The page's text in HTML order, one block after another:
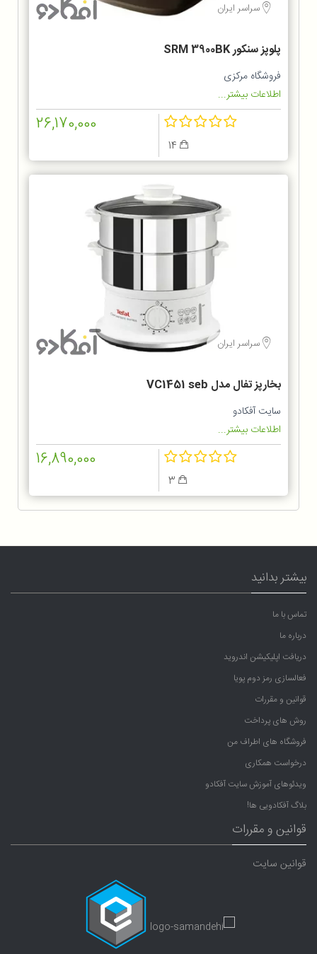
سراسر ایران
پلوپز سنکور SRM 3900BK
فروشگاه مرکزی
اطلاعات بیشتر...
26,170,000
سراسر ایران
بخارپز تفال مدل VC1451 seb
سایت آفکادو
اطلاعات بیشتر...
16,890,000
بیشتر بدانید
تماس با ما
درباره ما
دریافت اپلیکیشن اندروید
فعالسازی رمز دوم پویا
قوانین و مقررات
روش های پرداخت
فروشگاه های اطراف من
درخواست همکاری
ویدئوهای آموزش سایت آفکادو
بلاگ آفکادویی ها!
قوانین و مقررات
قوانین سایت